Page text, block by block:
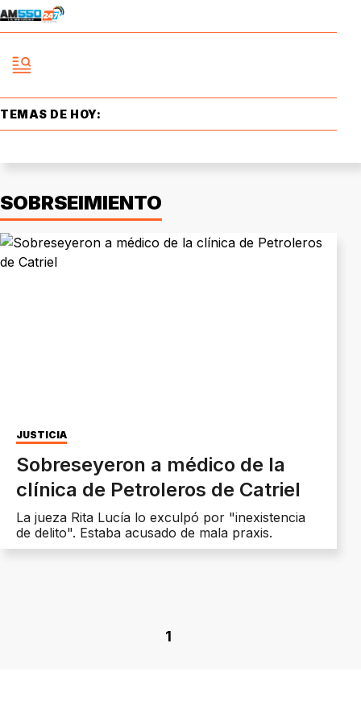
TEMAS DE HOY:
SOBRSEIMIENTO
JUSTICIA
Sobreseyeron a médico de la
clínica de Petroleros de Catriel
La jueza Rita Lucía lo exculpó por "inexistencia
de delito". Estaba acusado de mala praxis.
1